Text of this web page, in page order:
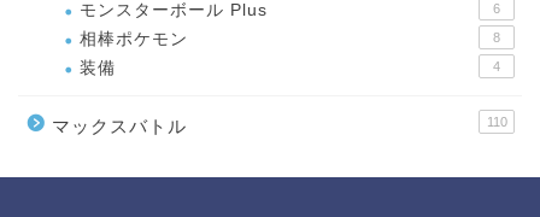
モンスターボール Plus 6
相棒ポケモン 8
装備 4
マックスバトル 110